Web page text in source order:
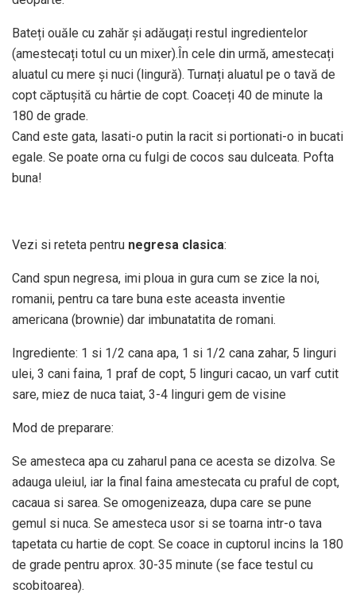
Bateți ouăle cu zahăr și adăugați restul ingredientelor
(amestecați totul cu un mixer).În cele din urmă, amestecați
aluatul cu mere și nuci (lingură). Turnați aluatul pe o tavă de
copt căptușită cu hârtie de copt. Coaceți 40 de minute la
180 de grade.
Cand este gata, lasati-o putin la racit si portionati-o in bucati
egale. Se poate orna cu fulgi de cocos sau dulceata. Pofta
buna!
Vezi si reteta pentru negresa clasica:
Cand spun negresa, imi ploua in gura cum se zice la noi,
romanii, pentru ca tare buna este aceasta inventie
americana (brownie) dar imbunatatita de romani.
Ingrediente: 1 si 1/2 cana apa, 1 si 1/2 cana zahar, 5 linguri
ulei, 3 cani faina, 1 praf de copt, 5 linguri cacao, un varf cutit
sare, miez de nuca taiat, 3-4 linguri gem de visine
Mod de preparare:
Se amesteca apa cu zaharul pana ce acesta se dizolva. Se
adauga uleiul, iar la final faina amestecata cu praful de copt,
cacaua si sarea. Se omogenizeaza, dupa care se pune
gemul si nuca. Se amesteca usor si se toarna intr-o tava
tapetata cu hartie de copt. Se coace in cuptorul incins la 180
de grade pentru aprox. 30-35 minute (se face testul cu
scobitoarea).